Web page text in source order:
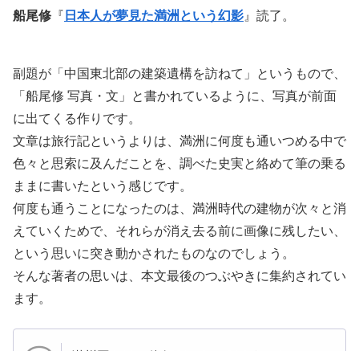
船尾修 『 日本人が夢見た満洲という幻影 』読了。
副題が「中国東北部の建築遺構を訪ねて」というもので、
「船尾修 写真・文」と書かれているように、写真が前面
に出てくる作りです。
文章は旅行記というよりは、満洲に何度も通いつめる中で
色々と思索に及んだことを、調べた史実と絡めて筆の乗る
ままに書いたという感じです。
何度も通うことになったのは、満洲時代の建物が次々と消
えていくためで、それらが消え去る前に画像に残したい、
という思いに突き動かされたものなのでしょう。
そんな著者の思いは、本文最後のつぶやきに集約されてい
ます。